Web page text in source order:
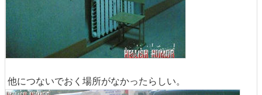
他につないでおく場所がなかったらしい。